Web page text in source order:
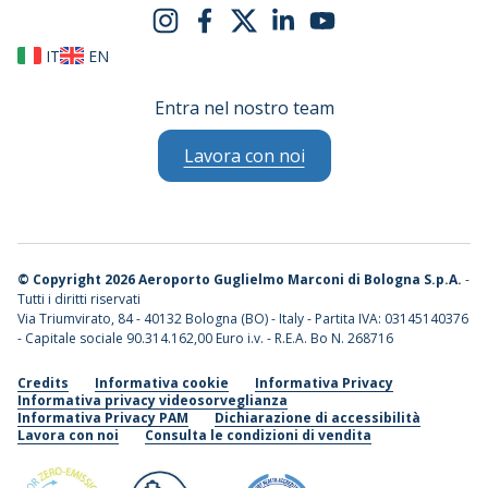
IT EN
Entra nel nostro team
Lavora con noi
© Copyright 2026 Aeroporto Guglielmo Marconi di Bologna S.p.A. -
Tutti i diritti riservati
Via Triumvirato, 84 - 40132 Bologna (BO) - Italy - Partita IVA: 03145140376
- Capitale sociale 90.314.162,00 Euro i.v. - R.E.A. Bo N. 268716
Credits Informativa cookie
Informativa Privacy
Informativa privacy videosorveglianza
Informativa Privacy PAM
Dichiarazione di accessibilità
Lavora con noi
Consulta le condizioni di vendita